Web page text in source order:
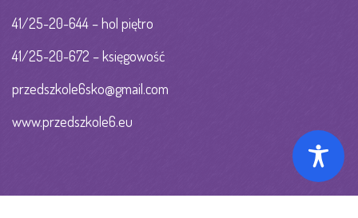
41/25-20-644 – hol piętro
41/25-20-672 – księgowość
przedszkole6sko@gmail.com
www.przedszkole6.eu